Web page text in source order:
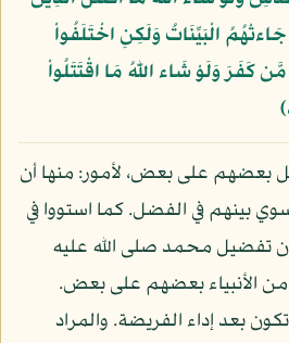
الْبَيِّنَاتُ وَلَكِنِ اخْتَلَفُواْ
وَلَوْ شَاء اللّهُ مَا اقْتَتَلُواْ
بعضهم على بعض، لأمور: منها أن
بينهم في الفضل. كما استووا في
أن تفضيل محمد صلى الله عليه
الأنبياء بعضهم على بعض.
بعد إداء الفريضة. والمراد